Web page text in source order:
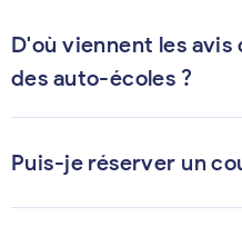
D'où viennent les
des auto-écoles ?
Puis-je réserver un